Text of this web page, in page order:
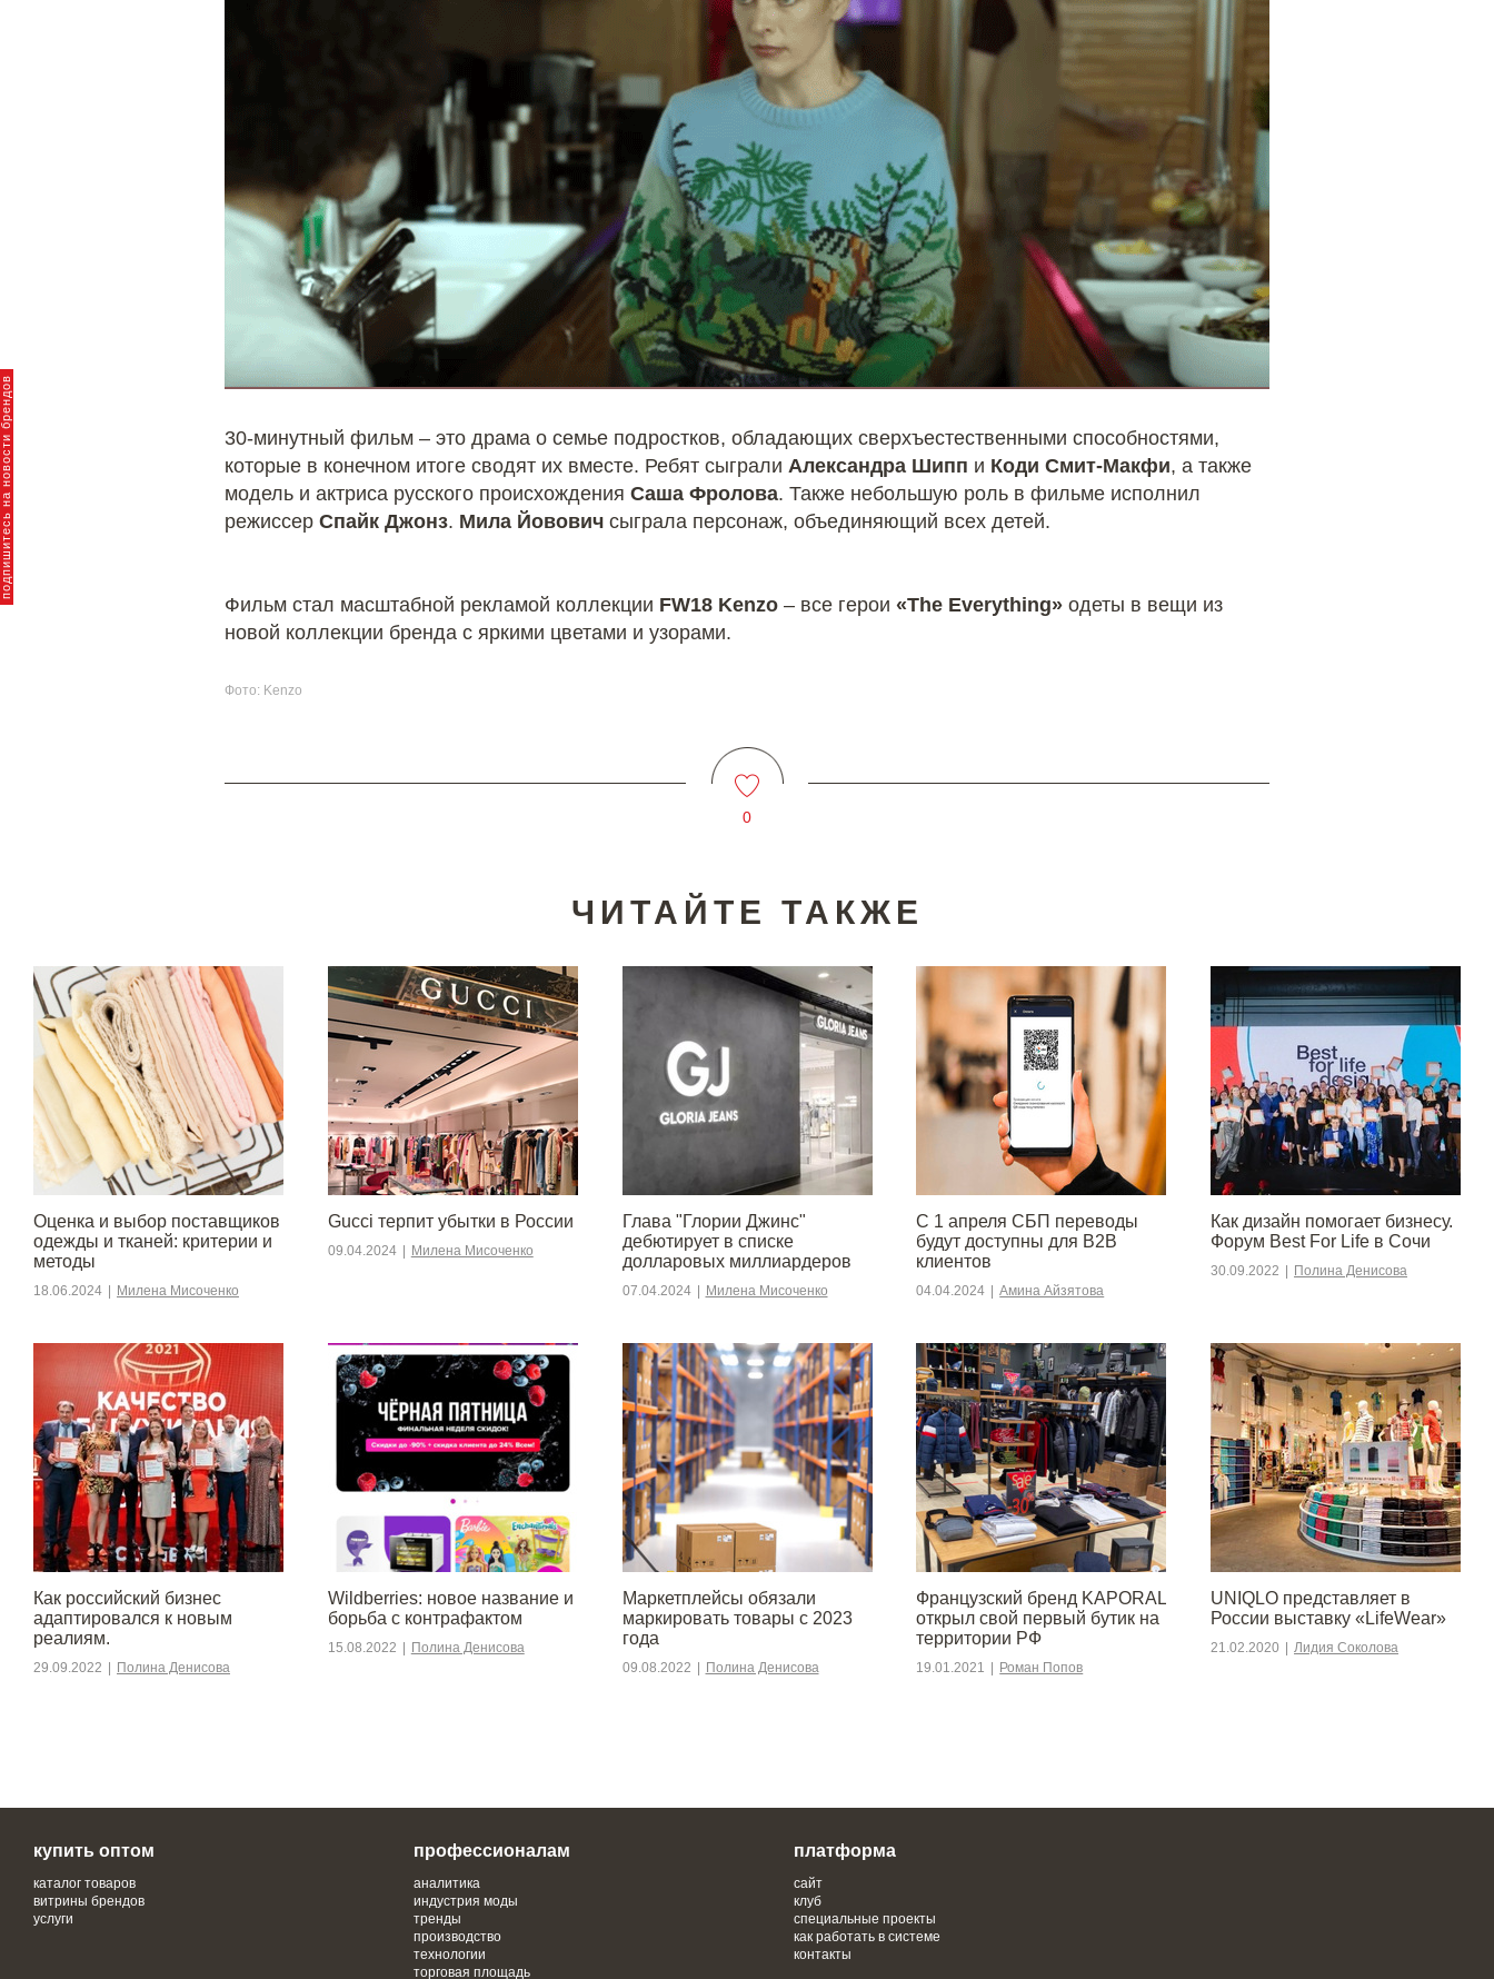
брендов
30-минутный фильм – это драма о семье подростков, обладающих сверхъестественными способностями,
которые в конечном итоге сводят их вместе. Ребят сыграли Александра Шипп и Коди Смит-Макфи, а также
модель и актриса русского происхождения Саша Фролова. Также небольшую роль в фильме исполнил
режиссер Спайк Джонз. Мила Йовович сыграла персонаж, объединяющий всех детей.
Фильм стал масштабной рекламой коллекции FW18 Kenzo – все герои «The Everything» одеты в вещи из
новой коллекции бренда с яркими цветами и узорами.
Фото: Kenzo
0
ЧИТАЙТЕ ТАКЖЕ
Оценка и выбор поставщиков
одежды и тканей: критерии и
методы
18.06.2024 Милена Мисоченко
Gucci терпит убытки в России
09.04.2024 Милена Мисоченко
Глава "Глории Джинс"
дебютирует в списке
долларовых миллиардеров
07.04.2024 Милена Мисоченко
С 1 апреля СБП переводы
будут доступны для B2B
клиентов
04.04.2024 Амина Айзятова
Как дизайн помогает бизнесу.
Форум Best For Life в Сочи
30.09.2022 Полина Денисова
​​Как российский бизнес
адаптировался к новым
реалиям.
29.09.2022 Полина Денисова
Wildberries: новое название и
борьба с контрафактом
15.08.2022 Полина Денисова
Маркетплейсы обязали
маркировать товары с 2023
года
09.08.2022 Полина Денисова
Французский бренд KAPORAL
открыл свой первый бутик на
территории РФ
19.01.2021 Роман Попов
UNIQLO представляет в
России выставку «LifeWear»
21.02.2020 Лидия Соколова
купить оптом
каталог товаров
витрины брендов
услуги
профессионалам
аналитика
индустрия моды
тренды
производство
технологии
торговая площадь
платформа
сайт
клуб
специальные проекты
как работать в системе
контакты